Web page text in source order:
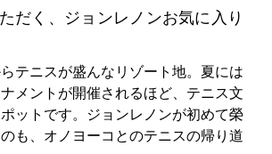
だく、ジョンレノンお気に入り
テニスが盛んなリゾート地。夏には
メントが開催されるほど、テニス文
ットです。ジョンレノンが初めて榮
も、オノヨーコとのテニスの帰り道